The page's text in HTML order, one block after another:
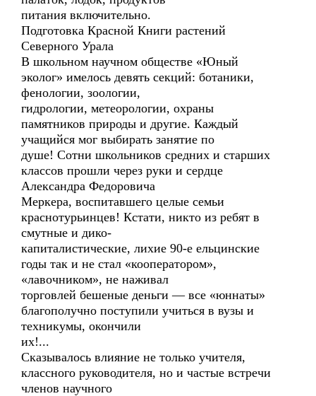
питания включительно.
Подготовка Красной Книги растений
Северного Урала
В школьном научном обществе «Юный
эколог» имелось девять секций: ботаники,
фенологии, зоологии,
гидрологии, метеорологии, охраны
памятников природы и другие. Каждый
учащийся мог выбирать занятие по
душе! Сотни школьников средних и старших
классов прошли через руки и сердце
Александра Федоровича
Меркера, воспитавшего целые семьи
краснотурьинцев! Кстати, никто из ребят в
смутные и дико-
капиталистические, лихие 90-е ельцинские
годы так и не стал «кооператором»,
«лавочником», не наживал
торговлей бешеные деньги — все «юннаты»
благополучно поступили учиться в вузы и
техникумы, окончили
их!...
Сказывалось влияние не только учителя,
классного руководителя, но и частые встречи
членов научного